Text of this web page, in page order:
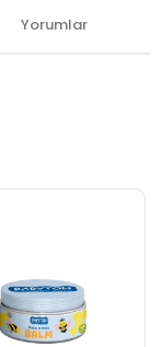
Yorumlar